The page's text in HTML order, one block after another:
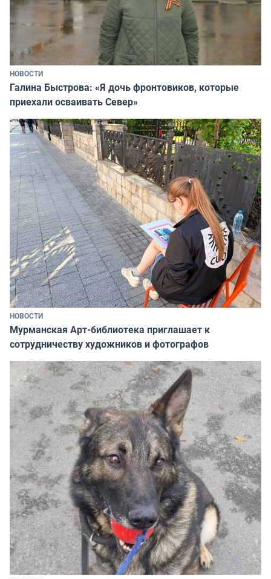
НОВОСТИ
Галина Быстрова: «Я дочь фронтовиков, которые
приехали осваивать Север»
НОВОСТИ
Мурманская Арт-библиотека приглашает к
сотрудничеству художников и фотографов